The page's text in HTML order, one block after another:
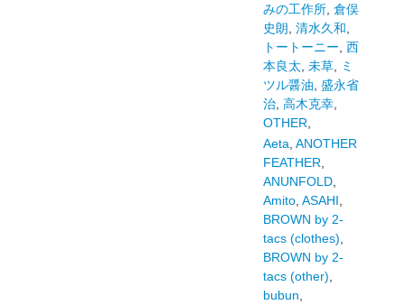
みの工作所, 倉俣
史朗 清水久和
トートーニー 西
本良太 未草,
ミ
ツル醤油 盛永省
治, 高木克幸,
OTHER
Aeta ANOTHER
FEATHER
ANUNFOLD,
Amito, ASAHI
BROWN by 2-
tacs (clothes)
BROWN by 2-
tacs (other)
bubun